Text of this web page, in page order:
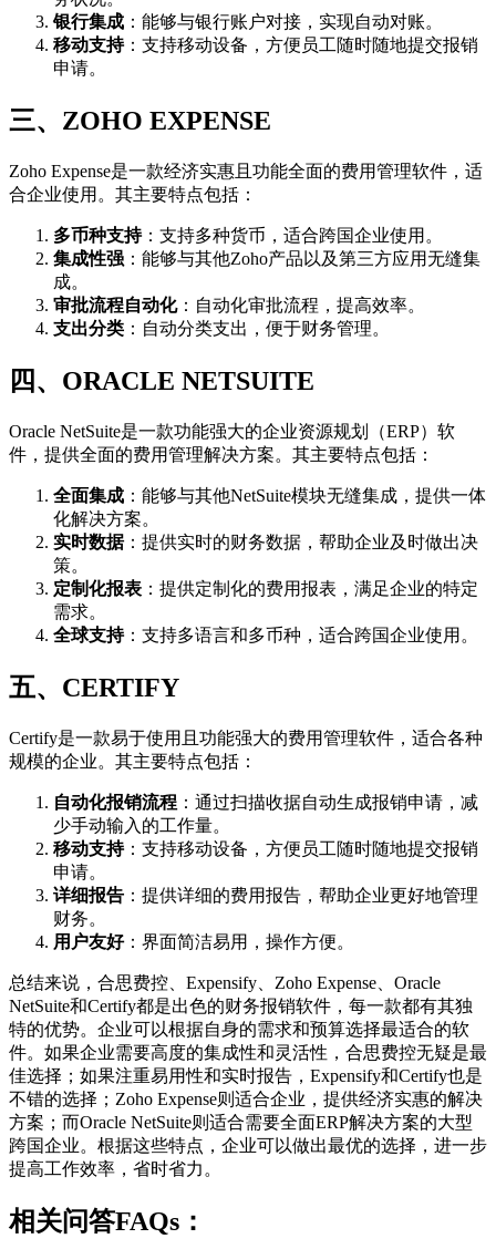
银行集成 ：能够与银行账户对接，实现自动对账。
移动支持：支持移动设备，方便员工随时随地提交报销
申请。
三、ZOHO EXPENSE
Zoho Expense是一款经济实惠且功能全面的费用管理软件，适
合企业使用。其主要特点包括：
多币种支持：支持多种货币，适合跨国企业使用。
集成性强 ：能够与其他Zoho产品以及第三方应用无缝集
成。
审批流程自动化：自动化审批流程，提高效率。
支出分类 ：自动分类支出，便于财务管理。
四、ORACLE NETSUITE
Oracle NetSuite是一款功能强大的企业资源规划（ERP）软
件，提供全面的费用管理解决方案。其主要特点包括：
全面集成 ：能够与其他NetSuite模块无缝集成，提供一体
化解决方案。
实时数据：提供实时的财务数据，帮助企业及时做出决
策。
定制化报表 ：提供定制化的费用报表，满足企业的特定
需求。
全球支持：支持多语言和多币种，适合跨国企业使用。
五、CERTIFY
Certify是一款易于使用且功能强大的费用管理软件，适合各种
规模的企业。其主要特点包括：
自动化报销流程 ：通过扫描收据自动生成报销申请，减
少手动输入的工作量。
移动支持：支持移动设备，方便员工随时随地提交报销
申请。
详细报告 ：提供详细的费用报告，帮助企业更好地管理
财务。
用户友好：界面简洁易用，操作方便。
总结来说，合思费控、Expensify、Zoho Expense、Oracle
NetSuite和Certify都是出色的财务报销软件，每一款都有其独
特的优势。企业可以根据自身的需求和预算选择最适合的软
件。如果企业需要高度的集成性和灵活性，合思费控无疑是最
佳选择；如果注重易用性和实时报告，Expensify和Certify也是
不错的选择；Zoho Expense则适合企业，提供经济实惠的解决
方案；而Oracle NetSuite则适合需要全面ERP解决方案的大型
跨国企业。根据这些特点，企业可以做出最优的选择，进一步
提高工作效率，省时省力。
相关问答FAQs：